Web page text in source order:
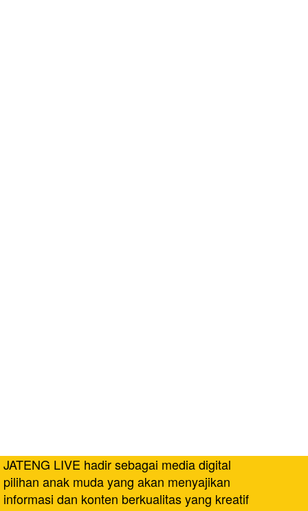
JATENG LIVE hadir sebagai media digital
pilihan anak muda yang akan menyajikan
informasi dan konten berkualitas yang kreatif